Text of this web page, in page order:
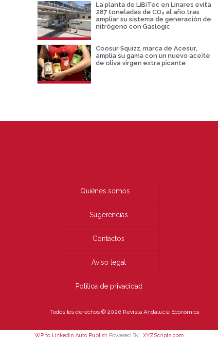
La planta de LiBiTec en Linares evita
287 toneladas de CO₂ al año tras
ampliar su sistema de generación de
nitrógeno con Gaslogic
Coosur Squizz, marca de Acesur,
amplia su gama con un nuevo aceite
de oliva virgen extra picante
Quiénes somos
Sugerencias
Contactos
Aviso legal
Política de privacidad
Todos los derechos © 2026 Revista Andalucía Económica
WP to LinkedIn Auto Publish Powered By : XYZScripts.com